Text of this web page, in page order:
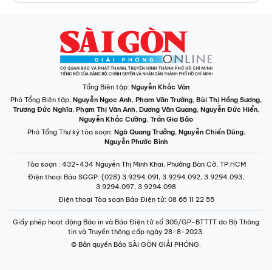
Tổng Biên tập: Nguyễn Khắc Văn
Phó Tổng Biên tập: Nguyễn Ngọc Anh, Phạm Văn Trường, Bùi Thị Hồng Sương,
Trương Đức Nghĩa, Phạm Thị Vân Anh, Dương Văn Quang, Nguyễn Đức Hiển,
Nguyễn Khắc Cường, Trần Gia Bảo
Phó Tổng Thư ký tòa soạn: Ngô Quang Trưởng, Nguyễn Chiến Dũng,
Nguyễn Phước Bình
Tòa soạn : 432-434 Nguyễn Thị Minh Khai, Phường Bàn Cờ, TP.HCM
Điện thoại Báo SGGP: (028) 3.9294.091, 3.9294.092, 3.9294.093,
3.9294.097, 3.9294.098
Điện thoại Tòa soạn Báo Điện tử: 08 65 11 22 55
Giấy phép hoạt động Báo in và Báo Điện tử số 305/GP-BTTTT do Bộ Thông
tin và Truyền thông cấp ngày 28-8-2023.
© Bản quyền Báo SÀI GÒN GIẢI PHÓNG.